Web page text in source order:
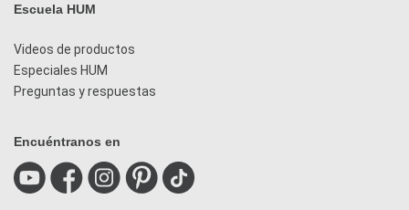
Escuela HUM
Videos de productos
Especiales HUM
Preguntas y respuestas
Encuéntranos en